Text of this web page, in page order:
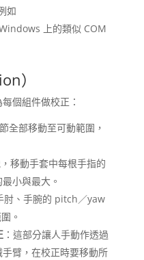
如
上的類似 COM
）
個組件做校正：
全部移動至可動範圍，
移動手套中每根手指的
小與最大。
肘、手腕的 pitch／yaw
。
：這部分讓人手動作透過
臂，在校正時要移動所